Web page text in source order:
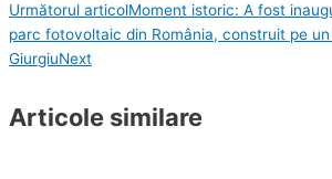
Următorul articolMoment istoric: A fost
parc fotovoltaic din România, construit pe
GiurgiuNext
Articole similare